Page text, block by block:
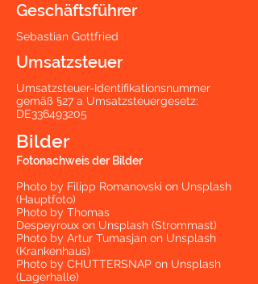
Geschäftsführer
Sebastian Gottfried
Umsatzsteuer
Umsatzsteuer-Identifikationsnummer
gemäß §27 a Umsatzsteuergesetz:
DE336493205
Bilder
Fotonachweis der Bilder
Photo by Filipp Romanovski on Unsplash
(Hauptfoto)
Photo by Thomas
Despeyroux on Unsplash (Strommast)
Photo by Artur Tumasjan on Unsplash
(Krankenhaus)
Photo by CHUTTERSNAP on Unsplash
(Lagerhalle)